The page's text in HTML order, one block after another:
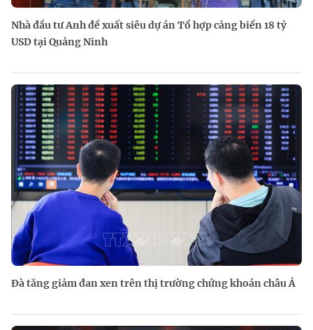
Nhà đầu tư Anh đề xuất siêu dự án Tổ hợp cảng biển 18 tỷ
USD tại Quảng Ninh
Đà tăng giảm đan xen trên thị trường chứng khoán châu Á